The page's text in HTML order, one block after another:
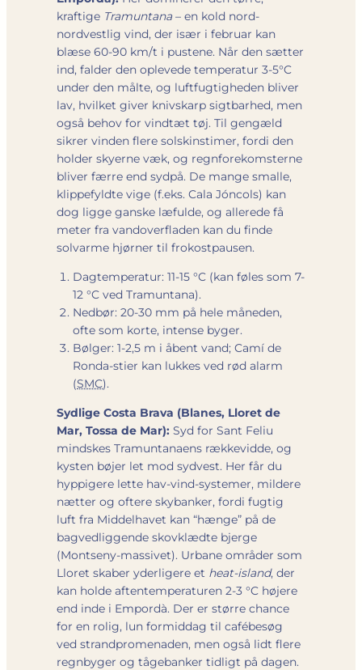
kraftige Tramuntana– en kold nord-
nordvestlig vind, der især i februar kan
blæse 60-90 km/t i pustene. Når den sætter
ind, falder den oplevede temperatur 3-5°C
under den målte, og luftfugtigheden bliver
lav, hvilket giver knivskarp sigtbarhed, men
også behov for vindtæt tøj. Til gengæld
sikrer vinden flere solskinstimer, fordi den
holder skyerne væk, og regnforekomsterne
bliver færre end sydpå. De mange smalle,
klippefyldte vige (f.eks. Cala Jóncols) kan
dog ligge ganske læfulde, og allerede få
meter fra vandoverfladen kan du finde
solvarme hjørner til frokostpausen.
Dagtemperatur: 11-15 °C (kan føles som 7-
12 °C ved Tramuntana).
Nedbør: 20-30 mm på hele måneden,
ofte som korte, intense byger.
Bølger: 1-2,5 m i åbent vand; Camí de
Ronda-stier kan lukkes ved rød alarm
(SMC).
Sydlige Costa Brava (Blanes, Lloret de
Mar, Tossa de Mar): Syd for Sant Feliu
mindskes Tramuntanaens rækkevidde, og
kysten bøjer let mod sydvest. Her får du
hyppigere lette hav-vind-systemer, mildere
nætter og oftere skybanker, fordi fugtig
luft fra Middelhavet kan “hænge” på de
bagvedliggende skovklædte bjerge
(Montseny-massivet). Urbane områder som
Lloret skaber yderligere et heat-island, der
kan holde aften­temperaturen 2-3 °C højere
end inde i Empordà. Der er større chance
for en rolig, lun formiddag til cafébesøg
ved strandpromenaden, men også lidt flere
regnbyger og tågebanker tidligt på dagen.